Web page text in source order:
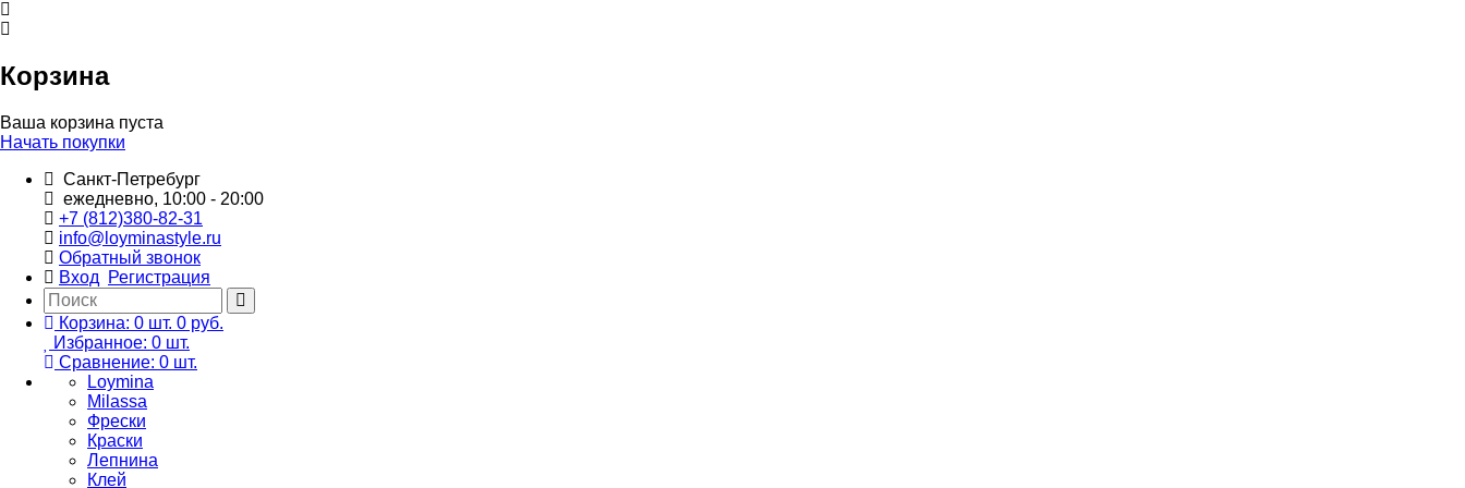
Корзина
Ваша корзина пуста
Начать покупки
Санкт-Петребург
ежедневно, 10:00 - 20:00
+7 (812)380-82-31
info@loyminastyle.ru
Обратный звонок
Вход
Регистрация
Корзина: 0 шт. 0 руб.
Избранное: 0 шт.
Сравнение: 0 шт.
Loymina
Milassa
Фрески
Краски
Лепнина
Клей